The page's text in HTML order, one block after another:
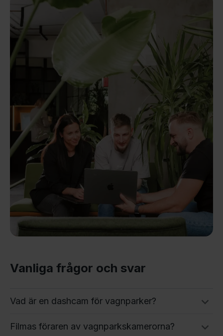
Vanliga frågor och svar
Vad är en dashcam för vagnparker?
Filmas föraren av vagnparkskamerorna?